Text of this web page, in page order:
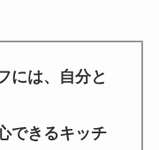
には、自分と
できるキッチ